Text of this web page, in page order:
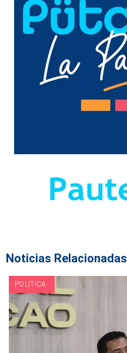
Noticias Relacionadas
POLITICA